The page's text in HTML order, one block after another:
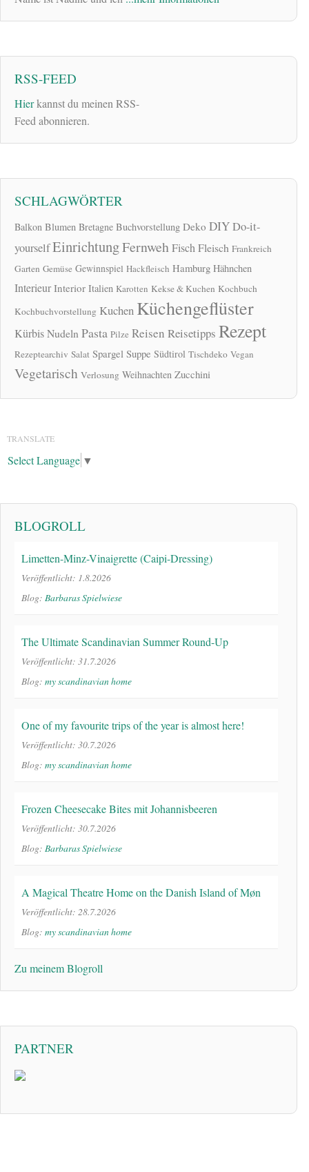
RSS-FEED
Hierkannst du meinen RSS-
Feed abonnieren.
SCHLAGWÖRTER
Balkon Blumen Bretagne Buchvorstellung Deko DIYDo-it-
yourselfEinrichtungFernwehFischFleisch Frankreich
Garten Gemüse Gewinnspiel Hackfleisch Hamburg Hähnchen
Interieur Interior Italien Karotten Kekse & Kuchen Kochbuch
Kochbuchvorstellung Kuchen Küchengeflüster
KürbisNudelnPasta Pilze Reisen Reisetipps Rezept
Rezeptearchiv Salat Spargel Suppe Südtirol Tischdeko Vegan
Vegetarisch Verlosung Weihnachten Zucchini
TRANSLATE
Select Language ▼
BLOGROLL
Limetten-Minz-Vinaigrette (Caipi-Dressing)
Veröffentlicht: 1.8.2026
Blog: Barbaras Spielwiese
The Ultimate Scandinavian Summer Round-Up
Veröffentlicht: 31.7.2026
Blog: my scandinavian home
One of my favourite trips of the year is almost here!
Veröffentlicht: 30.7.2026
Blog: my scandinavian home
Frozen Cheesecake Bites mit Johannisbeeren
Veröffentlicht: 30.7.2026
Blog: Barbaras Spielwiese
A Magical Theatre Home on the Danish Island of Møn
Veröffentlicht: 28.7.2026
Blog: my scandinavian home
Zu meinem Blogroll
PARTNER